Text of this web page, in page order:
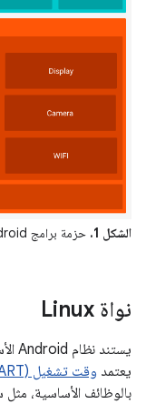
الشكل 1. حزمة برامج Android.
نواة Linux
يعتمد وقت تشغيل Android (ART)
بالوظائف الأساسية، مثل